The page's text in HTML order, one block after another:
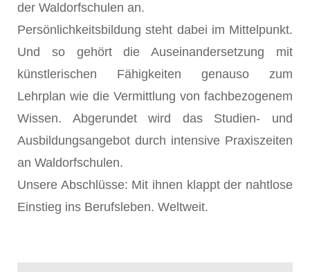
der Waldorfschulen an.
Persönlichkeitsbildung steht dabei im Mittelpunkt.
Und so gehört die Auseinandersetzung mit
künstlerischen Fähigkeiten genauso zum
Lehrplan wie die Vermittlung von fachbezogenem
Wissen. Abgerundet wird das Studien- und
Ausbildungsangebot durch intensive Praxiszeiten
an Waldorfschulen.
Unsere Abschlüsse: Mit ihnen klappt der nahtlose
Einstieg ins Berufsleben. Weltweit.